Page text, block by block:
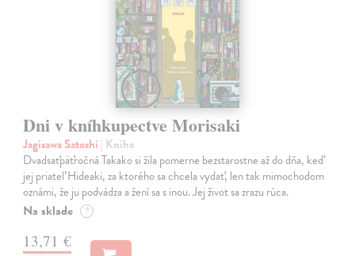
Dni v kníhkupectve Morisaki
Jagisawa Satoshi | Kniha
Dvadsaťpäťročná Takako si žila pomerne bezstarostne až do dňa, keď
jej priateľ Hideaki, za ktorého sa chcela vydať, len tak mimochodom
oznámi, že ju podvádza a žení sa s inou. Jej život sa zrazu rúca.
Na sklade ?
13,71 €